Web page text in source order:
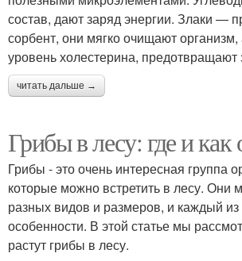
состав, дают заряд энергии. Злаки —
сорбент, они мягко очищают
уровень холестерина, предотвращают
читать дальше →
Грибы в лесу: где и как
Грибы - это очень интересная группа
которые можно встретить в лесу. Они
разных видов и размеров, и каждый из
особенности. В этой статье мы
растут грибы в лесу.